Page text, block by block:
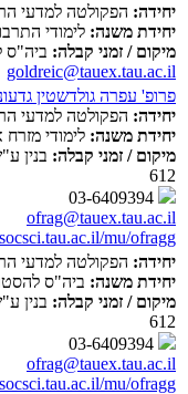
יחידה: הפקולטה למדעי
יחידת משנה: לימודי
מיקום / זמני קבלה: ביה"ס
goldreic@tauex.tau.ac.il
פרופ' עפרה גולדשטין
יחידה: הפקולטה למדעי
יחידת משנה: לימודי
מיקום / זמני קבלה: בנין
612
ofrag@tauex.tau.ac.il
mu/ofragg/
יחידה: הפקולטה למדעי
יחידת משנה: ביה"ס
מיקום / זמני קבלה: בנין
612
ofrag@tauex.tau.ac.il
mu/ofragg/